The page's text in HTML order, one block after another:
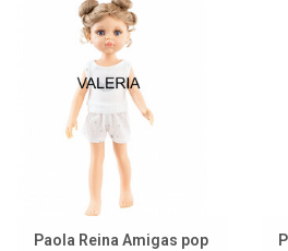
Leuk om te combineren met
EXCLUSIEF POP en SCHOENEN
Paola Reina Amigas pop